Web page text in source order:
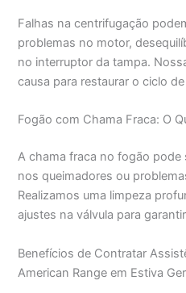
Falhas na centrifugação
problemas no motor,
no interruptor da tampa.
causa para restaurar o ciclo
Fogão com Chama Fraca: O
A chama fraca no fogão
nos queimadores ou
Realizamos uma limpeza
ajustes na válvula para
Benefícios de Contratar
American Range em Estiva